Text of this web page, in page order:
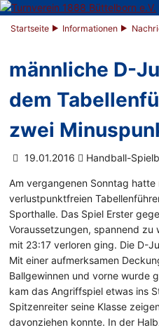
Startseite Informationen
männliche D-
dem
zwei
19.01.2016 Handball-
Am vergangenen Sonntag
verlustpunktfreien
Sporthalle. Das Spiel Erster
Voraussetzungen, spannend zu
mit 23:17 verloren ging. Die D-
Mit einer aufmerksamen
Ballgewinnen und vorne wurde
kam das Angriffspiel etwas ins
Spitzenreiter seine Klasse
davonziehen konnte. In der